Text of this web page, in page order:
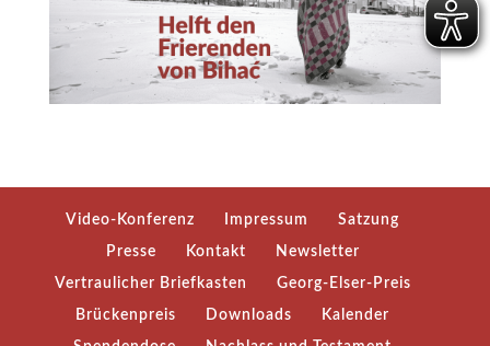
Video-Konferenz Impressum Satzung
Presse Kontakt Newsletter
Vertraulicher Briefkasten Georg-Elser-Preis
Brückenpreis Downloads Kalender